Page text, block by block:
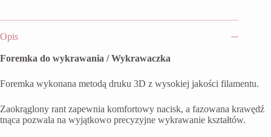
Opis
Foremka do wykrawania / Wykrawaczka
Foremka wykonana metodą druku 3D z wysokiej jakości filamentu.
Zaokrąglony rant zapewnia komfortowy nacisk, a fazowana krawędź
tnąca pozwala na wyjątkowo precyzyjne wykrawanie kształtów.